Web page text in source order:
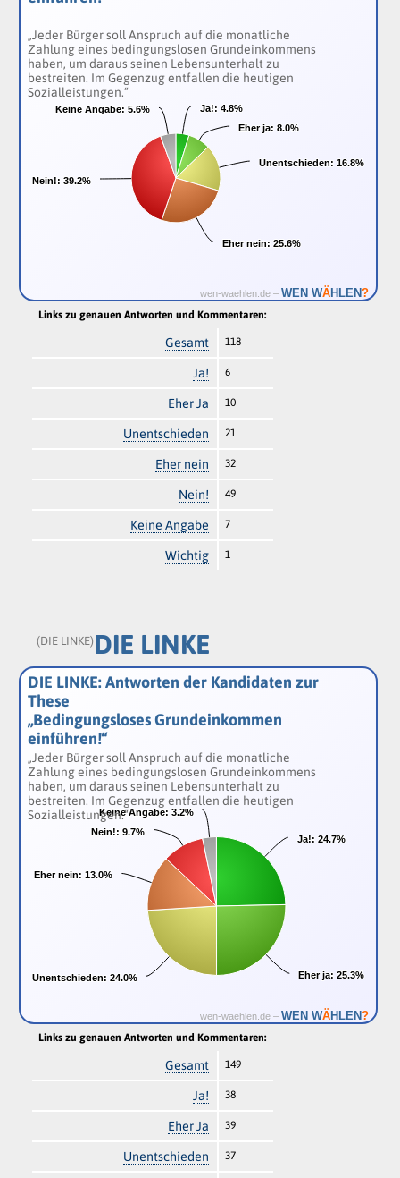
Ja!: 4.8%
Ja!: 4.8%
Eher ja: 8.0%
Eher ja: 8.0%
Unentschieden: 16.8%
Unentschieden: 16.8%
Eher nein: 25.6%
Eher nein: 25.6%
Nein!: 39.2%
Nein!: 39.2%
Keine Angabe: 5.6%
Keine Angabe: 5.6%
wen-waehlen.de – WEN WÄHLEN?
„Jeder Bürger soll Anspruch auf die monatliche
Zahlung eines bedingungslosen Grundeinkommens
haben, um daraus seinen Lebensunterhalt zu
bestreiten. Im Gegenzug entfallen die heutigen
Sozialleistungen.“
Links zu genauen Antworten und Kommentaren:
Gesamt 118
Ja! 6
Eher Ja 10
Unentschieden 21
Eher nein 32
Nein! 49
Keine Angabe 7
Wichtig 1
DIE LINKE
(DIE LINKE)
Ja!: 24.7%
Ja!: 24.7%
Eher ja: 25.3%
Eher ja: 25.3%
Unentschieden: 24.0%
Unentschieden: 24.0%
Eher nein: 13.0%
Eher nein: 13.0%
Nein!: 9.7%
Nein!: 9.7%
Keine Angabe: 3.2%
Keine Angabe: 3.2%
wen-waehlen.de – WEN WÄHLEN?
DIE LINKE: Antworten der Kandidaten zur
These
„Bedingungsloses Grundeinkommen
einführen!“
„Jeder Bürger soll Anspruch auf die monatliche
Zahlung eines bedingungslosen Grundeinkommens
haben, um daraus seinen Lebensunterhalt zu
bestreiten. Im Gegenzug entfallen die heutigen
Sozialleistungen.“
Links zu genauen Antworten und Kommentaren:
Gesamt 149
Ja! 38
Eher Ja 39
Unentschieden 37